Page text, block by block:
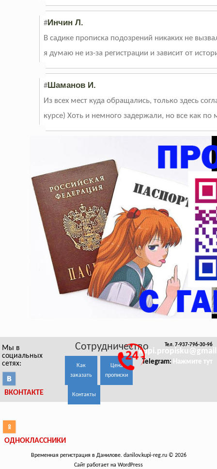
#Инчин Л.
В садике прописка подозрений никаких не
я думаю не из-за регистрации и зависит от
#Шаманов И.
Из всех мест куда обращались, только здесь
курсе) Хоть и немного задержали, но все как по
Мы в
социальных
сетях:
ВКОНТАКТЕ
ОДНОКЛАССНИКИ
Сотрудничество
Как
заказать
Цена
прописки
Контакты
Тел. 7-937-796-30-96
Telegram: Нажмите тут
Временная регистрация в Данилове. danilov.kupi-reg.ru © 2026
Сайт работает на WordPress